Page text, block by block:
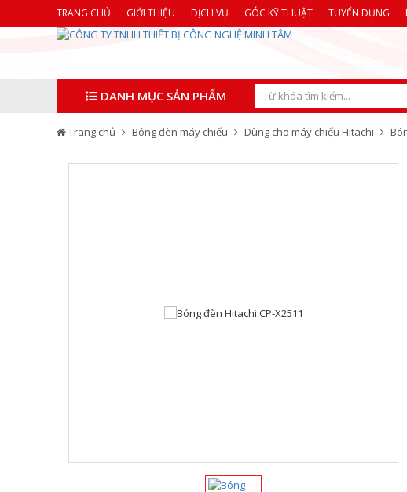
TRANG CHỦ GIỚI THIỆU DỊCH VỤ GÓC KỸ THUẬT TUYỂN DỤNG
DANH MỤC SẢN PHẨM
Trang chủ Bóng đèn máy chiếu Dùng cho máy chiếu Hitachi